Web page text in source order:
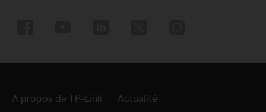
A propos de TP-Link Actualité